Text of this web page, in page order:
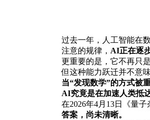
过去一年，人工智能在
注意的规律， AI正在逐
更重要的是，它不再只
但这种能力跃迁并不意
当“发现数学”的方式被
AI究竟是在加速人类抵
在2026年4月13日《量子
答案，尚未清晰。